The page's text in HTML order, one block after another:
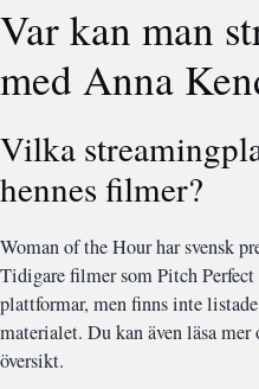
Var kan man
med Anna
Vilka
hennes filmer?
Woman of the Hour har svensk
Tidigare filmer som Pitch
plattformar, men finns inte
materialet. Du kan även läsa mer
översikt.